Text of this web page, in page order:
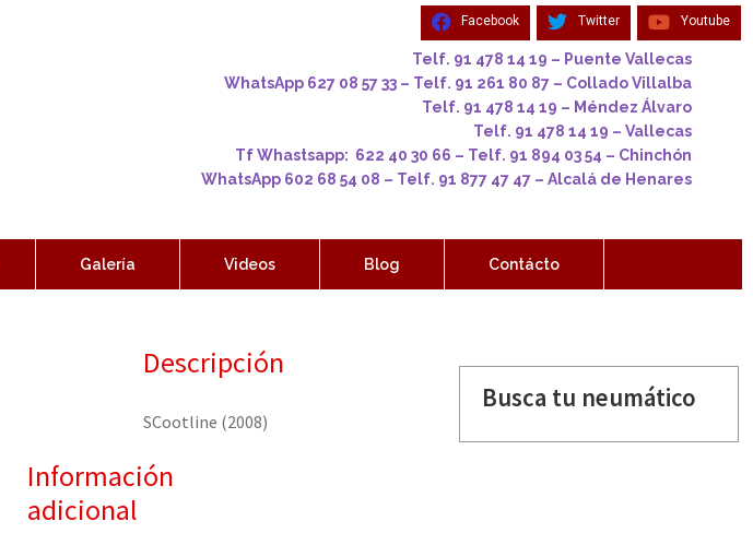
Facebook Twitter Youtube
Telf. 91 478 14 19 – Puente Vallecas
WhatsApp 627 08 57 33 – Telf. 91 261 80 87 – Collado Villalba
Telf. 91 478 14 19 – Méndez Álvaro
Telf. 91 478 14 19 – Vallecas
Tf Whastsapp: 622 40 30 66 – Telf. 91 894 03 54 – Chinchón
WhatsApp 602 68 54 08 – Telf. 91 877 47 47 – Alcalá de Henares
Galería Videos Blog Contácto
Descripción
SCootline (2008)
Información
adicional
Busca tu neumático